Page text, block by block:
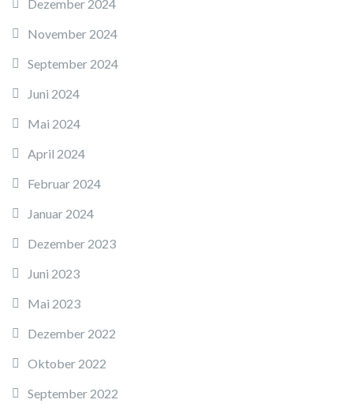
Dezember 2024
November 2024
September 2024
Juni 2024
Mai 2024
April 2024
Februar 2024
Januar 2024
Dezember 2023
Juni 2023
Mai 2023
Dezember 2022
Oktober 2022
September 2022